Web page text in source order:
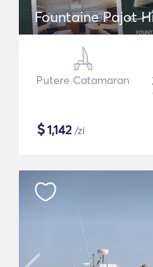
Fountaine Pajot
Putere Catamaran
$1,142/zi